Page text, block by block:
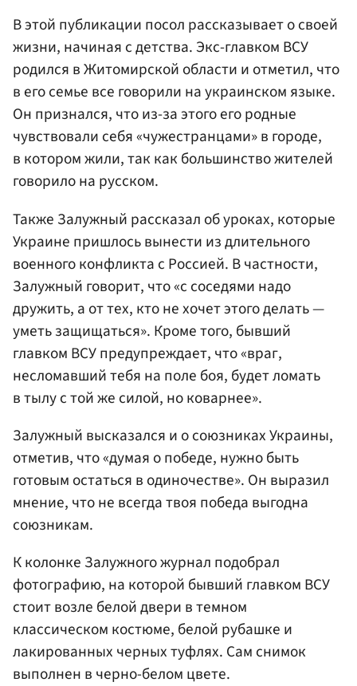
В этой публикации посол рассказывает о своей
жизни, начиная с детства. Экс-главком ВСУ
родился в Житомирской области и отметил, что
в его семье все говорили на украинском языке.
Он признался, что из-за этого его родные
чувствовали себя «чужестранцами» в городе,
в котором жили, так как большинство жителей
говорило на русском.
Также Залужный рассказал об уроках, которые
Украине пришлось вынести из длительного
военного конфликта с Россией. В частности,
Залужный говорит, что «с соседями надо
дружить, а от тех, кто не хочет этого делать —
уметь защищаться». Кроме того, бывший
главком ВСУ предупреждает, что «враг,
несломавший тебя на поле боя, будет ломать
в тылу с той же силой, но коварнее».
Залужный высказался и о союзниках Украины,
отметив, что «думая о победе, нужно быть
готовым остаться в одиночестве». Он выразил
мнение, что не всегда твоя победа выгодна
союзникам.
К колонке Залужного журнал подобрал
фотографию, на которой бывший главком ВСУ
стоит возле белой двери в темном
классическом костюме, белой рубашке и
лакированных черных туфлях. Сам снимок
выполнен в черно-белом цвете.